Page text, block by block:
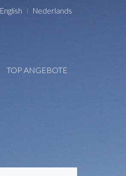
English Nederlands
TOP ANGEBOTE